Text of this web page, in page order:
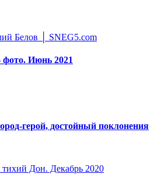
фото. Июнь 2021
герой, достойный поклонения